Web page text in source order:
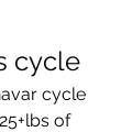
cycle
of